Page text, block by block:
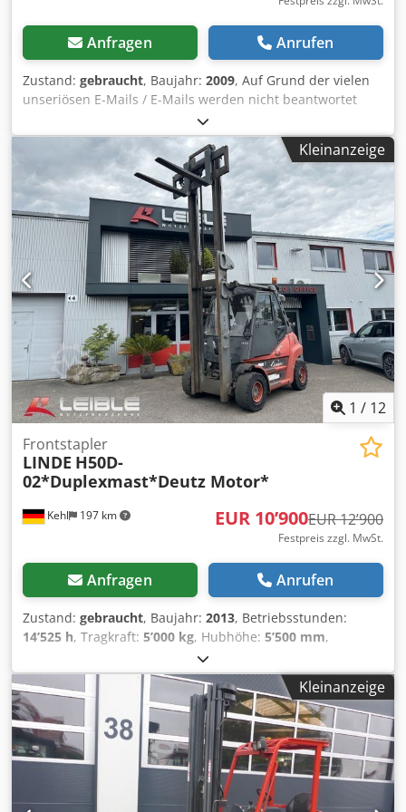
Anfragen Anrufen
Zustand: gebraucht, Baujahr: 2009, Auf Grund der vielen
unseriösen E-Mails / E-Mails werden nicht beantwortet
Dksdpfxsztlhks Alyer !! MOTORSCHADEN !!
"IRRTÜMER,SCHREIBFEHLER UND ZWISCHENVERKAUF
VORBEHALTEN"
Kleinanzeige
1 / 12
Kehl 197 km
Frontstapler
LINDE H50D-
02*Duplexmast*Deutz Motor*
EUR 10’900EUR 12’900
Festpreis zzgl. MwSt.
Anfragen Anrufen
Zustand: gebraucht, Baujahr: 2013, Betriebsstunden:
14’525 h, Tragkraft: 5’000 kg, Hubhöhe: 5’500 mm,
, Bauhöhe:
Automatisch, Ausstattung:Kabine, Kopfschutz, Linde
Stapler H50D-02 FIN: D50922 * 14.525 Betriebsstunden *
Reifen V+H Vollgummi * Kamera vorne+hinten *
Duplexmast * Vollkabine * Heizung * Klimaanlage * Deutz
Motor 85 KW * Tragkraft 5 t * Hubhöhe 5,5 m Sonstiges:
Dkjdpfjrczhbjx Alysr * 1 Vorbesitzer Neue
Hauptuntersuchungen / Sicherheitsprüfungen oder
Gewichts- Ablastungen/Auflastungen sind auf Anfrage
Kleinanzeige